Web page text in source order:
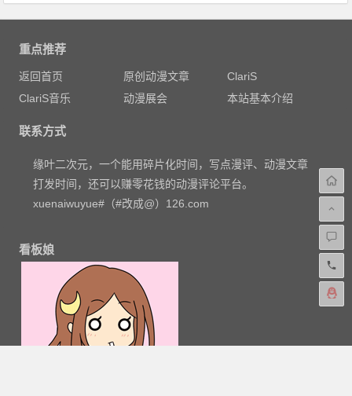
重点推荐
返回首页 原创动漫文章
ClariS
ClariS音乐
动漫展会 本站基本介绍
联系方式
缘叶二次元，一个能用碎片化时间，写点漫评、动漫文章
打发时间，还可以赚零花钱的动漫评论平台。
xuenaiwuyue#（#改成@）126.com
看板娘